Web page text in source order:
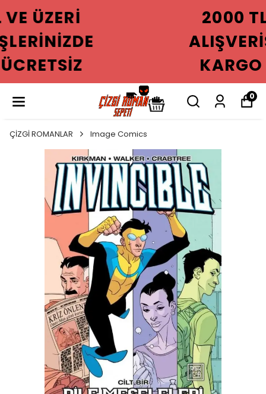
2000 TL VE ÜZERI
ALIŞVERIŞLERINIZDE
KARGO ÜCRETSIZ
0
ÇİZGİ ROMANLAR Image Comics